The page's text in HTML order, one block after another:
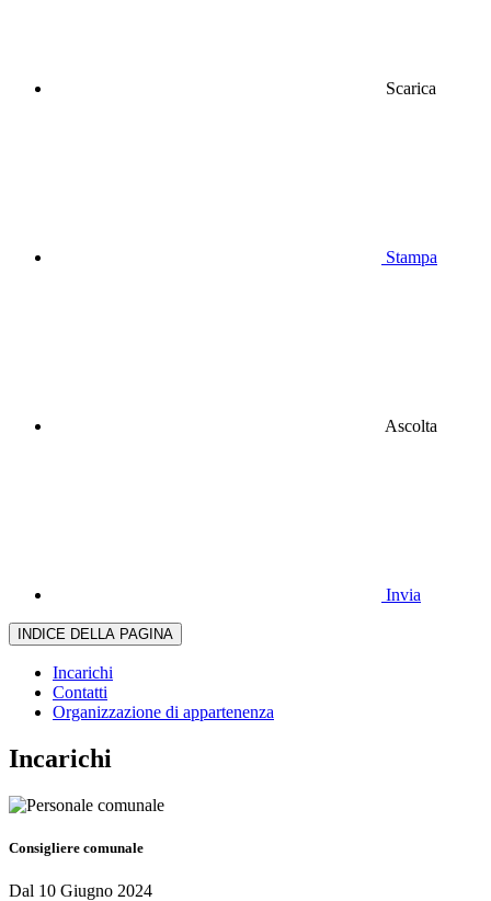
Scarica
Stampa
Ascolta
Invia
INDICE DELLA PAGINA
Incarichi
Contatti
Organizzazione di appartenenza
Incarichi
Consigliere comunale
Dal 10 Giugno 2024